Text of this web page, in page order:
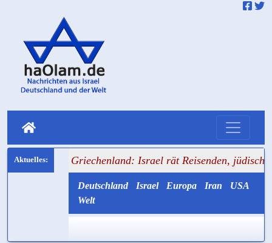
+++ Griechenland: Israel rät Reisenden, jüdische Symbole
Deutschland Israel Europa Iran
USA
Welt